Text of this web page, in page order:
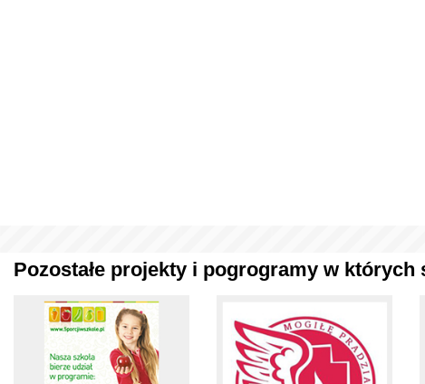
Pozostałe projekty i pogrogramy w których